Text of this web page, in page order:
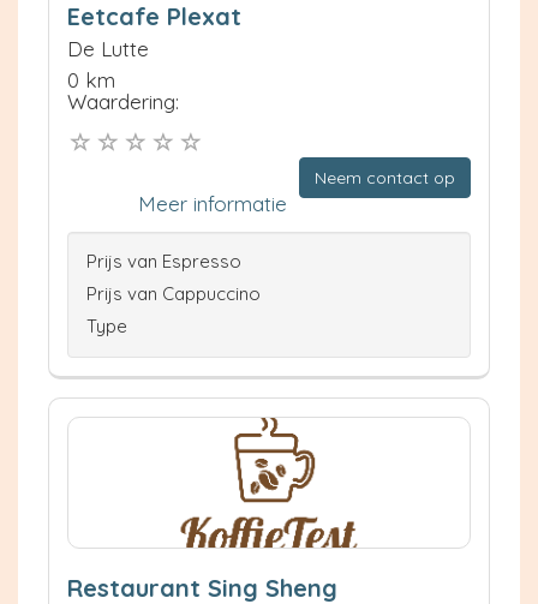
Eetcafe Plexat
De Lutte
0 km
Waardering:
Neem contact op
Meer informatie
Prijs van Espresso
Prijs van Cappuccino
Type
Restaurant Sing Sheng